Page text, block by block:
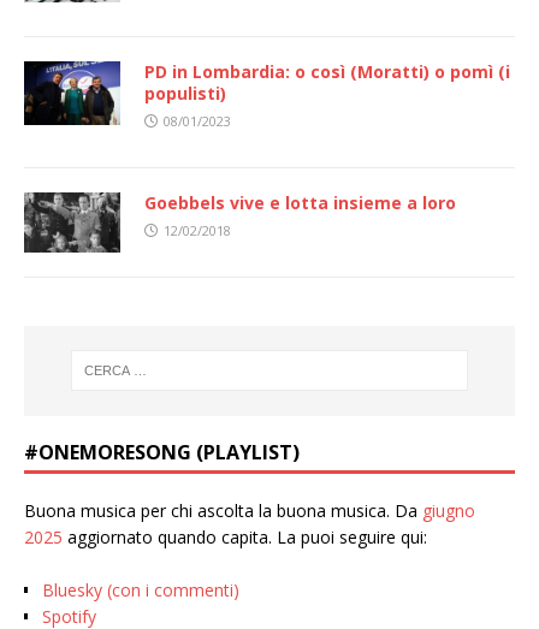
PD in Lombardia: o così (Moratti) o pomì (i
populisti)
08/01/2023
Goebbels vive e lotta insieme a loro
12/02/2018
#ONEMORESONG (PLAYLIST)
Buona musica per chi ascolta la buona musica. Da giugno
2025 aggiornato quando capita. La puoi seguire qui:
Bluesky (con i commenti)
Spotify